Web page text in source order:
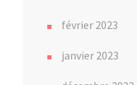
février 2023
janvier 2023